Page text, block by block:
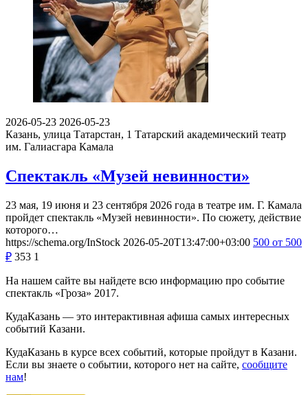
2026-05-23 2026-05-23
Казань, улица Татарстан, 1 Татарский академический театр
им. Галиасгара Камала
Спектакль «Музей невинности»
23 мая, 19 июня и 23 сентября 2026 года в театре им. Г. Камала
пройдет спектакль «Музей невинности». По сюжету, действие
которого…
https://schema.org/InStock 2026-05-20T13:47:00+03:00 500 от 500
₽ 353 1
На нашем сайте вы найдете всю информацию про событие
спектакль «Гроза» 2017.
КудаКазань — это интерактивная афиша самых интересных
событий Казани.
КудаКазань в курсе всех событий, которые пройдут в Казани.
Если вы знаете о событии, которого нет на сайте, сообщите
нам!